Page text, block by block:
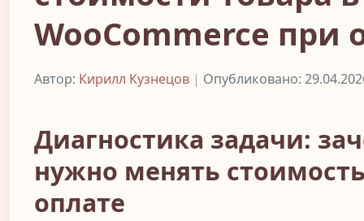
WooCommerce при
Автор: Кирилл Кузнецов | Опубликовано:
Диагностика задачи:
нужно менять
оплате